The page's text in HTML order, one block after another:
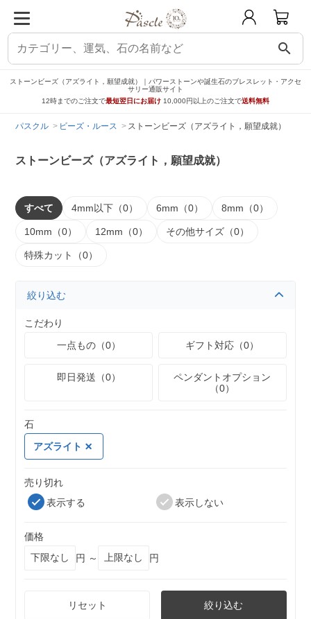
search
ストーンビーズ（アズライト，願望成就）｜パワーストーンや誕生石のブレスレット・アクセ
サリー通販サイト
12時までのご注文で最短翌日にお届け 10,000円以上のご注文で送料無料
パスクル ビーズ・ルース ストーンビーズ（アズライト，願望成就）
ストーンビーズ（アズライト，願望成就）
すべて 4mm以下（0） 6mm（0） 8mm（0）
10mm（0） 12mm（0） その他サイズ（0）
特殊カット（0）
絞り込む
こだわり
一点もの（0）
ギフト対応（0）
即日発送（0）
ペンダントオプション
（0）
石
アズライト
売り切れ
表示する
表示しない
価格
円 ～
円
リセット 絞り込む